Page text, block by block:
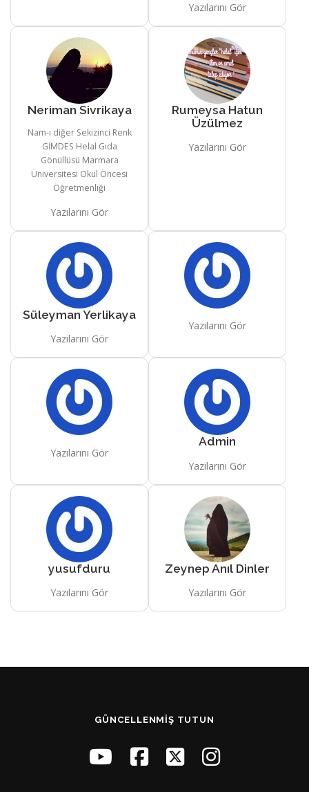
Yazılarını Gör
Neriman Sivrikaya
Nam-ı diğer Sekizinci Renk
GİMDES Helal Gıda
Gönüllüsü Marmara
Üniversitesi Okul Öncesi
Öğretmenliği
Yazılarını Gör
Rumeysa Hatun
Üzülmez
Yazılarını Gör
Süleyman Yerlikaya
Yazılarını Gör
Yazılarını Gör
Yazılarını Gör
Admin
Yazılarını Gör
yusufduru
Yazılarını Gör
Zeynep Anıl Dinler
Yazılarını Gör
GÜNCELLENMIŞ TUTUN